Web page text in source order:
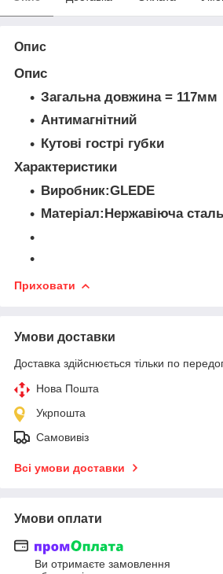
Опис
Опис
Загальна довжина = 117мм
Антимагнітний
Кутові гострі губки
Характеристики
Виробник:GLEDE
Матеріал:Нержавіюча сталь
Приховати
Умови доставки
Доставка здійснюється тільки по
Нова Пошта
Укрпошта
Самовивіз
Всі умови доставки
Умови оплати
Ви отримаєте замовлення